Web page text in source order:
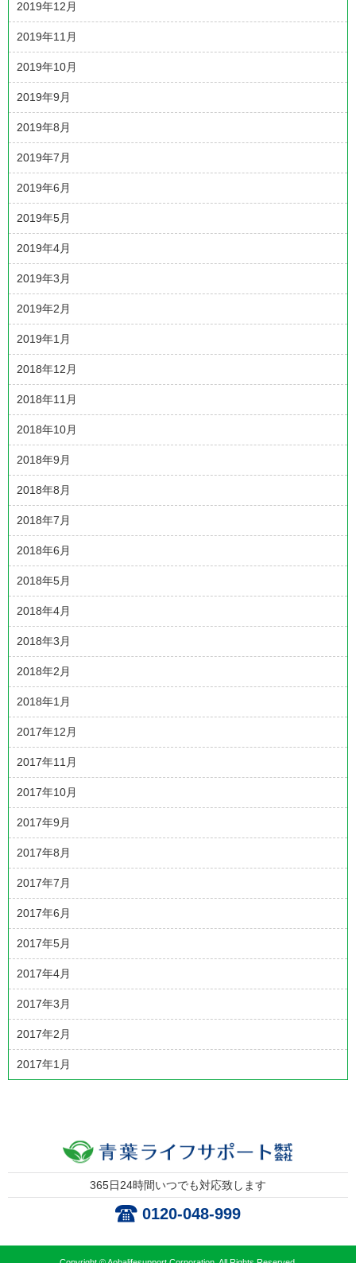
2019年12月
2019年11月
2019年10月
2019年9月
2019年8月
2019年7月
2019年6月
2019年5月
2019年4月
2019年3月
2019年2月
2019年1月
2018年12月
2018年11月
2018年10月
2018年9月
2018年8月
2018年7月
2018年6月
2018年5月
2018年4月
2018年3月
2018年2月
2018年1月
2017年12月
2017年11月
2017年10月
2017年9月
2017年8月
2017年7月
2017年6月
2017年5月
2017年4月
2017年3月
2017年2月
2017年1月
365日24時間いつでも対応致します
0120-048-999